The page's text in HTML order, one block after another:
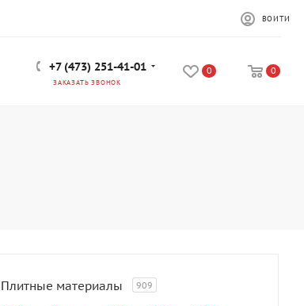
ВОЙТИ
+7 (473) 251-41-01
ЗАКАЗАТЬ ЗВОНОК
0 0
Плитные материалы 909